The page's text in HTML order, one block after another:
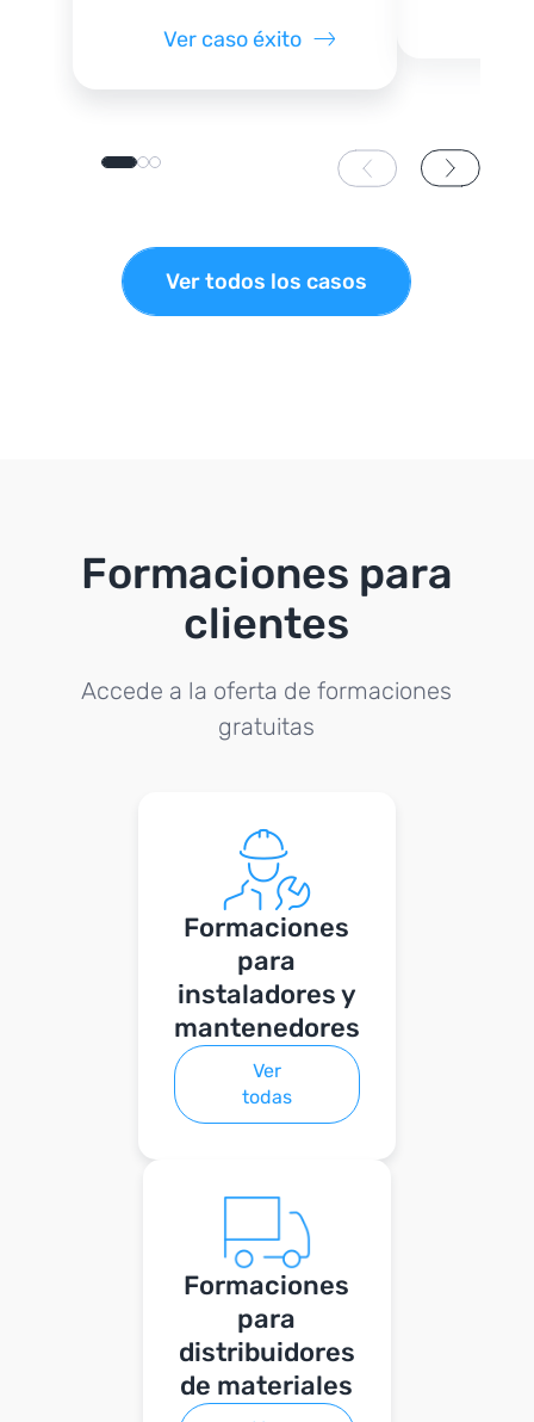
Ver caso éxito
Ver todos los casos
Formaciones para
clientes
Accede a la oferta de formaciones
gratuitas
Formaciones
para
instaladores y
mantenedores
Ver
todas
Formaciones
para
distribuidores
de materiales